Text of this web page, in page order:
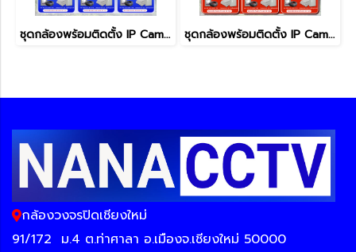
ชุดกล้องพร้อมติดตั้ง IP Camera ความคมชัด 3 MP ชุดกล้องพร้อมติดตั้ง IP Camera ความคมชัด 2 MP
กล้องวงจรปิดเชียงใหม่
91/172 ม.4 ต.ท่าศาลา อ.เมืองจ.เชียงใหม่ 50000